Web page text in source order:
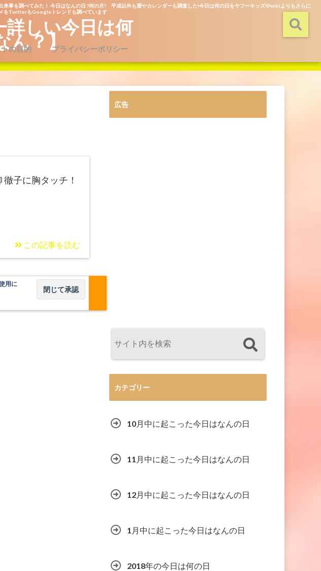
を調べてみた！ 今日はなんの日 ?何の月? 平成以外も暦やカレンダーも調査した!今日は何の日をヤフーキッズやwikiよりもさらに
をTwitterもGoogleトレンドも調べています
詳しい今日は何
ん？】
の目的 プライバシーポリシー
子に胸タッチ！
この記事を読む
用に
広告
カテゴリー
10月中に起こった今日はなんの日
11月中に起こった今日はなんの日
12月中に起こった今日はなんの日
1月中に起こった今日はなんの日
2018年の今日は何の日